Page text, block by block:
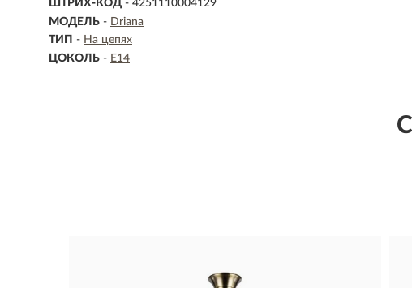
ШТРИХ-КОД - 4251110004129
МОДЕЛЬ - Driana
ТИП - На цепях
ЦОКОЛЬ - E14